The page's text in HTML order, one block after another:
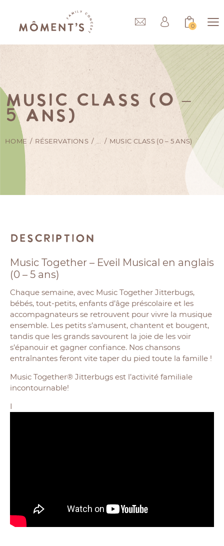
0
Music Class (0 –
5 ans)
HOME RÉSERVATIONS MUSIC CLASS (0 – 5 ANS)
Description
Music Together – Eveil Musical en anglais
(0 – 5 ans)
Chaque semaine, avec Music Together Jitterbugs,
bébés, tout-petits, enfants d’âge préscolaire et les
accompagnateurs se retrouvent pour vivre la musique
ensemble. Les petits s’amusent, chantent et bougent,
tandis que les grands savourent la joie de les voir
s’épanouir et gagner confiance. Nos chansons
entraînantes feront vite taper du pied toute la famille !
Music Together® Jitterbugs est l’activité familiale
incontournable!
I